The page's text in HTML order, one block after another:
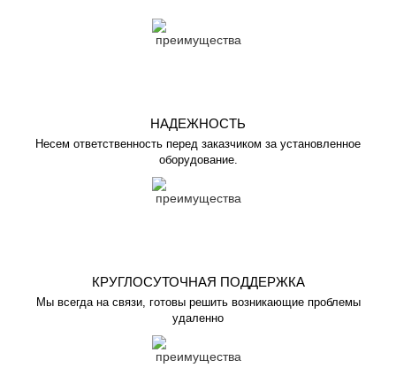
НАДЕЖНОСТЬ
Несем ответственность перед заказчиком за установленное
оборудование.
КРУГЛОСУТОЧНАЯ ПОДДЕРЖКА
Мы всегда на связи, готовы решить возникающие проблемы
удаленно